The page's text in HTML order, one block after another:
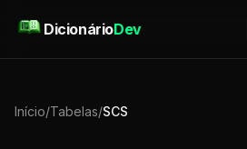
DicionárioDev
Início/Tabelas/SCS